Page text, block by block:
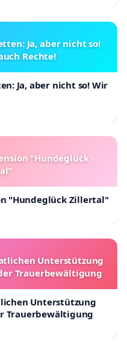
Ja, aber nicht so!
Rechte!
Ja, aber nicht so! Wir
"Hundeglück
"Hundeglück Zillertal"
Unterstützung
Trauerbewältigung
Unterstützung
Trauerbewältigung